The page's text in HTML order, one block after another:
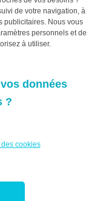
nécessaire? Là
Être
de votre navigation, à
publicitaires. Nous vous
personnels et de
à utiliser.
données
?
cookies